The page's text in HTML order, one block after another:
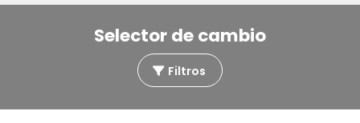
Selector de cambio
Filtros